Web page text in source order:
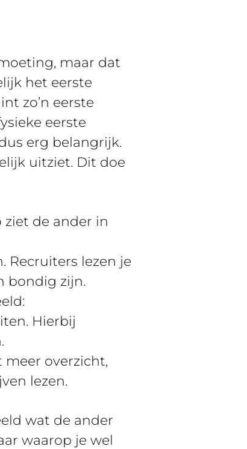
maar dat
het eerste
zo’n eerste
eerste
erg belangrijk.
uitziet. Dit doe
de ander in
Recruiters lezen je
bondig zijn.
Hierbij
overzicht,
lezen.
wat de ander
waarop je wel